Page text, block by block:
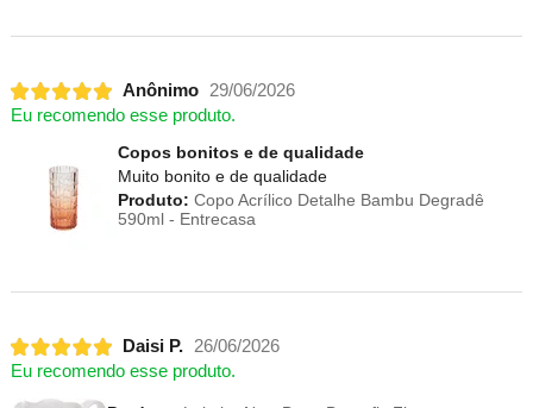
Anônimo 29/06/2026
Eu recomendo esse produto.
Copos bonitos e de qualidade
Muito bonito e de qualidade
Produto: Copo Acrílico Detalhe Bambu Degradê
590ml - Entrecasa
Daisi P. 26/06/2026
Eu recomendo esse produto.